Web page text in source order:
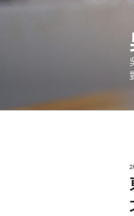
跳